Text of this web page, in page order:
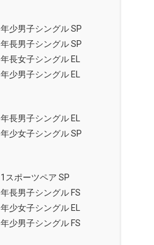
年少男子シングル SP
年長男子シングル SP
年長女子シングル EL
年少男子シングル EL
年長男子シングル EL
年少女子シングル SP
1スポーツペア SP
年長男子シングル FS
年少女子シングル EL
年少男子シングル FS